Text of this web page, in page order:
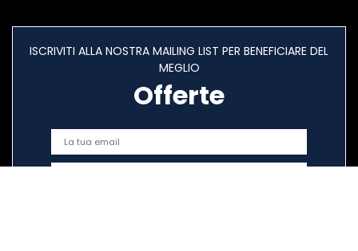
ISCRIVITI ALLA NOSTRA MAILING LIST PER BENEFICIARE DEL
MEGLIO
Offerte